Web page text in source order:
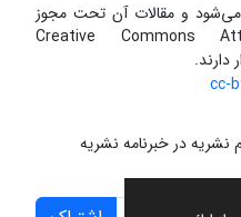
می‌شود و مقالات آن تحت مجوز
Creative Commons
نشریه در خبرنامه نشریه